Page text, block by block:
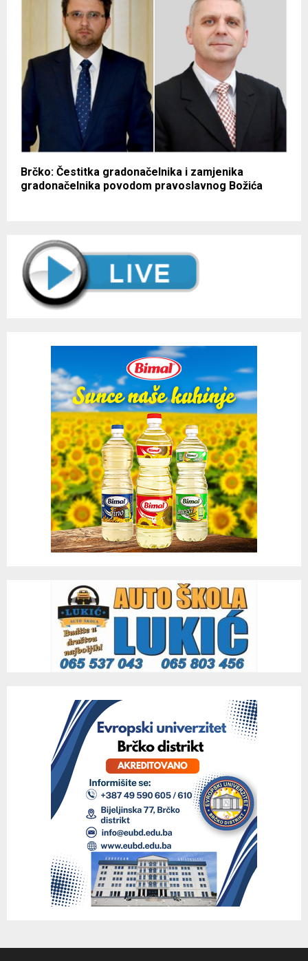
Brčko: Čestitka gradonačelnika i zamjenika
gradonačelnika povodom pravoslavnog Božića